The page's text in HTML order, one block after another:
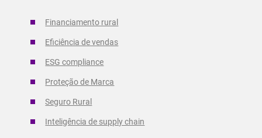
Financiamento rural
Eficiência de vendas
ESG compliance
Proteção de Marca
Seguro Rural
Inteligência de supply chain